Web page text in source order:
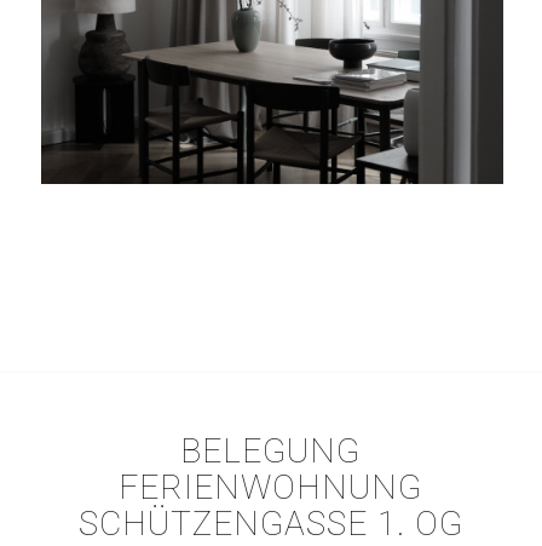
BELEGUNG
FERIENWOHNUNG
SCHÜTZENGASSE 1. OG